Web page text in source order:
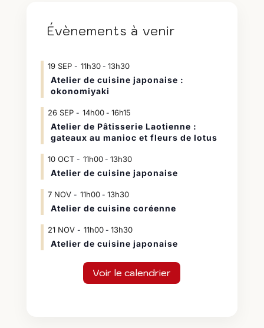
Évènements à venir
19 SEP 11h30- 13h30
Atelier de cuisine japonaise :
okonomiyaki
26 SEP 14h00- 16h15
Atelier de Pâtisserie Laotienne :
gateaux au manioc et fleurs de lotus
10 OCT 11h00- 13h30
Atelier de cuisine japonaise
7 NOV 11h00- 13h30
Atelier de cuisine coréenne
21 NOV 11h00- 13h30
Atelier de cuisine japonaise
Voir le calendrier